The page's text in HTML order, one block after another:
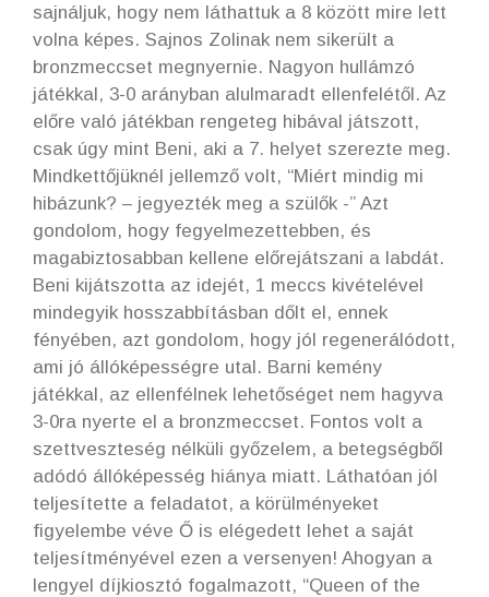
sajnáljuk, hogy nem láthattuk a 8 között mire lett
volna képes. Sajnos Zolinak nem sikerült a
bronzmeccset megnyernie. Nagyon hullámzó
játékkal, 3-0 arányban alulmaradt ellenfelétől. Az
előre való játékban rengeteg hibával játszott,
csak úgy mint Beni, aki a 7. helyet szerezte meg.
Mindkettőjüknél jellemző volt, “Miért mindig mi
hibázunk? – jegyezték meg a szülők -” Azt
gondolom, hogy fegyelmezettebben, és
magabiztosabban kellene előrejátszani a labdát.
Beni kijátszotta az idejét, 1 meccs kivételével
mindegyik hosszabbításban dőlt el, ennek
fényében, azt gondolom, hogy jól regenerálódott,
ami jó állóképességre utal. Barni kemény
játékkal, az ellenfélnek lehetőséget nem hagyva
3-0ra nyerte el a bronzmeccset. Fontos volt a
szettveszteség nélküli győzelem, a betegségből
adódó állóképesség hiánya miatt. Láthatóan jól
teljesítette a feladatot, a körülményeket
figyelembe véve Ő is elégedett lehet a saját
teljesítményével ezen a versenyen! Ahogyan a
lengyel díjkiosztó fogalmazott, “Queen of the